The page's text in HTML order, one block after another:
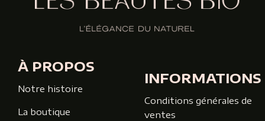
À PROPOS
Notre histoire
La boutique
INFORMATIONS
Conditions générales de
ventes